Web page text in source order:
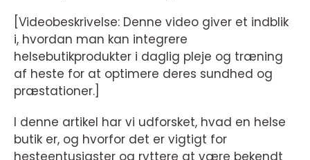
[Videobeskrivelse: Denne video giver et indblik
i, hvordan man kan integrere
helsebutikprodukter i daglig pleje og træning
af heste for at optimere deres sundhed og
præstationer.]
I denne artikel har vi udforsket, hvad en helse
butik er, og hvorfor det er vigtigt for
hesteentusiaster og ryttere at være bekendt